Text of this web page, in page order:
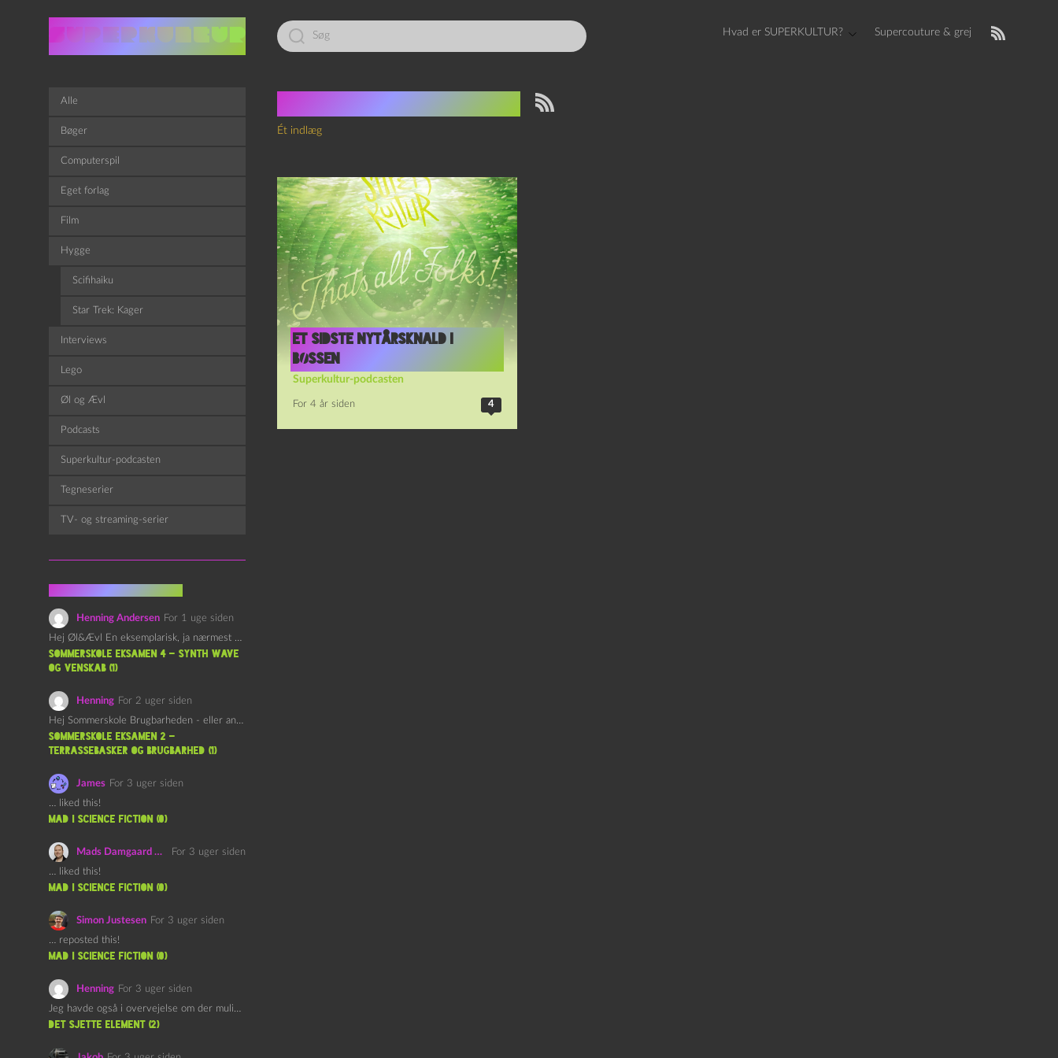
Led
efter:
Hvad er SUPERKULTUR? Supercouture & grej
Ét indlæg
Et sidste nytårsknald i
bøssen
Superkultur-podcasten
For 4 år siden 4
Alle
Bøger
Computerspil
Eget forlag
Film
Hygge
Scifihaiku
Star Trek: Kager
Interviews
Lego
Øl og Ævl
Podcasts
Superkultur-podcasten
Tegneserier
TV- og streaming-serier
Henning Andersen For 1 uge siden
Hej Øl&Ævl En eksemplarisk, ja nærmest yndefuld, afslutning på SOMMERSKOLEN.…
Sommerskole Eksamen 4 – Synth Wave
og Venskab (1)
Henning For 2 uger siden
Hej Sommerskole Brugbarheden - eller anvendeligheden - af "Øl&Ævl" er…
Sommerskole Eksamen 2 –
Terrassebasker og Brugbarhed (1)
James For 3 uger siden
… liked this!
mad i science fiction (0)
Mads Damgaard Mortensen (Å)
For 3 uger siden
… liked this!
mad i science fiction (0)
Simon Justesen For 3 uger siden
… reposted this!
mad i science fiction (0)
Henning For 3 uger siden
Jeg havde også i overvejelse om der muligvis kunne være…
det sjette element (2)